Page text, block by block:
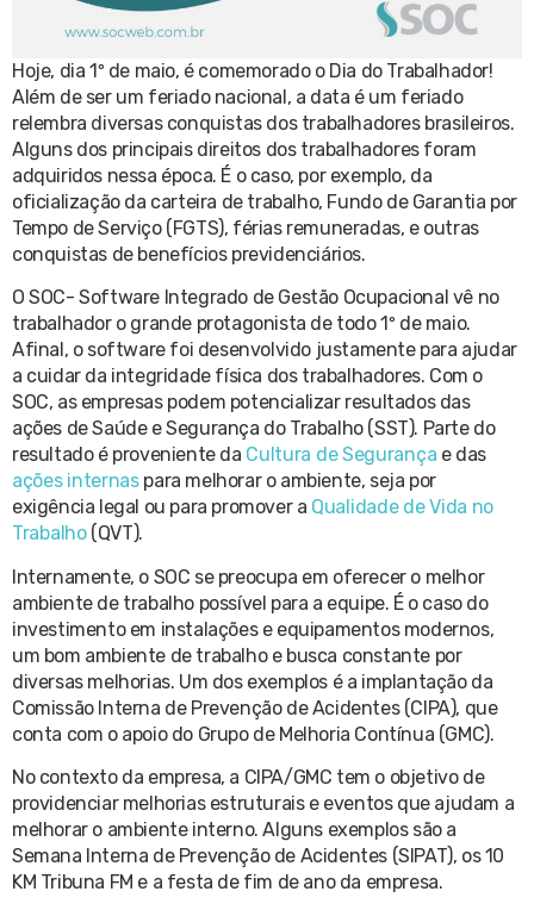
Hoje, dia 1º de maio, é comemorado o Dia do Trabalhador!
Além de ser um feriado nacional, a data é um feriado
relembra diversas conquistas dos trabalhadores brasileiros.
Alguns dos principais direitos dos trabalhadores foram
adquiridos nessa época. É o caso, por exemplo, da
oficialização da carteira de trabalho, Fundo de Garantia por
Tempo de Serviço (FGTS), férias remuneradas, e outras
conquistas de benefícios previdenciários.
O SOC- Software Integrado de Gestão Ocupacional vê no
trabalhador o grande protagonista de todo 1º de maio.
Afinal, o software foi desenvolvido justamente para ajudar
a cuidar da integridade física dos trabalhadores. Com o
SOC, as empresas podem potencializar resultados das
ações de Saúde e Segurança do Trabalho (SST). Parte do
resultado é proveniente da Cultura de Segurança e das
ações internaspara melhorar o ambiente, seja por
exigência legal ou para promover a Qualidade de Vida no
Trabalho(QVT).
Internamente, o SOC se preocupa em oferecer o melhor
ambiente de trabalho possível para a equipe. É o caso do
investimento em instalações e equipamentos modernos,
um bom ambiente de trabalho e busca constante por
diversas melhorias. Um dos exemplos é a implantação da
Comissão Interna de Prevenção de Acidentes (CIPA), que
conta com o apoio do Grupo de Melhoria Contínua (GMC).
No contexto da empresa, a CIPA/GMC tem o objetivo de
providenciar melhorias estruturais e eventos que ajudam a
melhorar o ambiente interno. Alguns exemplos são a
Semana Interna de Prevenção de Acidentes (SIPAT), os 10
KM Tribuna FM e a festa de fim de ano da empresa.